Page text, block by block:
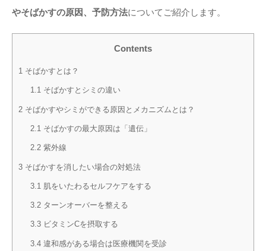
やそばかすの原因、予防方法についてご紹介します。
Contents
1 そばかすとは？
1.1そばかすとシミの違い
2 そばかすやシミができる原因とメカニズムとは？
2.1 そばかすの最大原因は「遺伝」
2.2紫外線
3 そばかすを消したい場合の対処法
3.1 肌をいたわるセルフケアをする
3.2ターンオーバーを整える
3.3ビタミンCを摂取する
3.4違和感がある場合は医療機関を受診